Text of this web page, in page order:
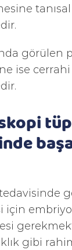
görülen
ise
için
gibi